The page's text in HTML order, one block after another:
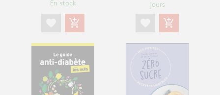
En stock
add_shopping_cart
jours
add_shopping_cart